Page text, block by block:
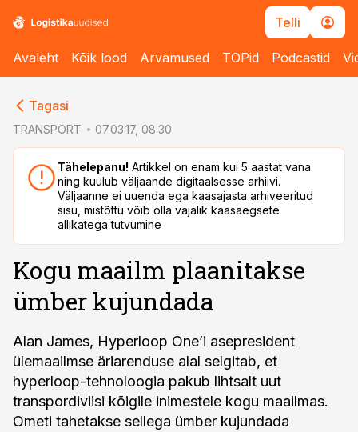
Telli
Avaleht Kõik lood Arvamused TOPid Podcastid
Tagasi
TRANSPORT 07.03.17, 08:30
Tähelepanu! Artikkel on enam kui 5 aastat vana
ning kuulub väljaande digitaalsesse arhiivi.
Väljaanne ei uuenda ega kaasajasta arhiveeritud
sisu, mistõttu võib olla vajalik kaasaegsete
allikatega tutvumine
Kogu maailm plaanitakse
ümber kujundada
Alan James, Hyperloop One’i asepresident
ülemaailmse äriarenduse alal selgitab, et
hyperloop-tehnoloogia pakub lihtsalt uut
transpordiviisi kõigile inimestele kogu maailmas.
Ometi tahetakse sellega ümber kujundada